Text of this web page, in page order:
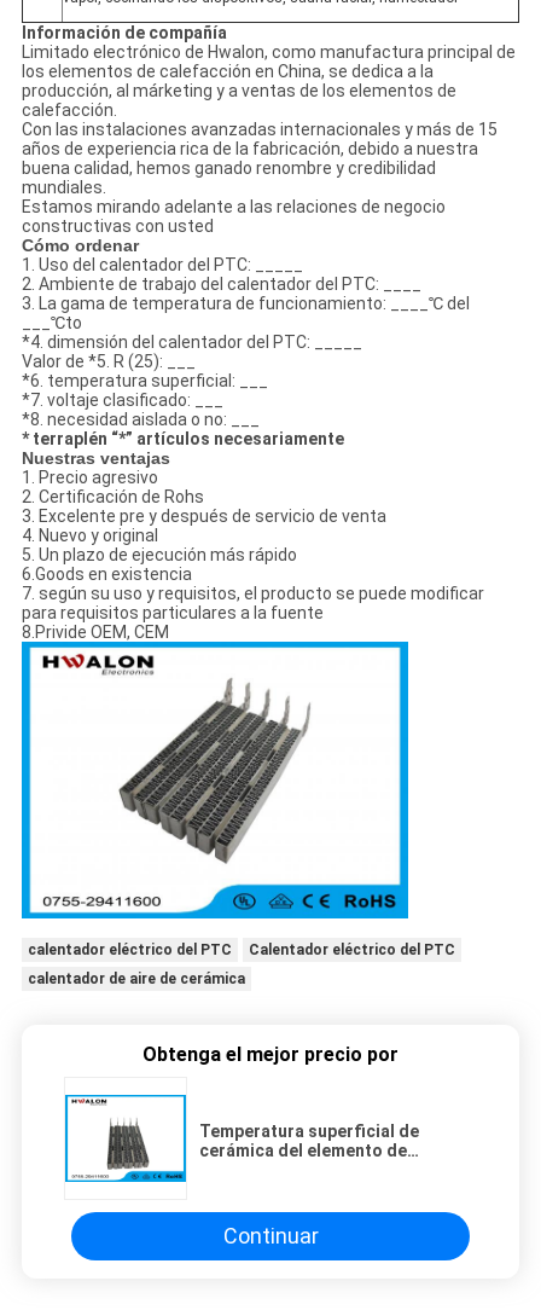
Información de compañía
Limitado electrónico de Hwalon, como manufactura principal de
los elementos de calefacción en China, se dedica a la
producción, al márketing y a ventas de los elementos de
calefacción.
Con las instalaciones avanzadas internacionales y más de 15
años de experiencia rica de la fabricación, debido a nuestra
buena calidad, hemos ganado renombre y credibilidad
mundiales.
Estamos mirando adelante a las relaciones de negocio
constructivas con usted
Cómo ordenar
1. Uso del calentador del PTC: _____
2. Ambiente de trabajo del calentador del PTC: ____
3. La gama de temperatura de funcionamiento: ____℃ del
___℃to
*4. dimensión del calentador del PTC: _____
Valor de *5. R (25): ___
*6. temperatura superficial: ___
*7. voltaje clasificado: ___
*8. necesidad aislada o no: ___
* terraplén “*” artículos necesariamente
Nuestras ventajas
1. Precio agresivo
2. Certificación de Rohs
3. Excelente pre y después de servicio de venta
4. Nuevo y original
5. Un plazo de ejecución más rápido
6.Goods en existencia
7. según su uso y requisitos, el producto se puede modificar
para requisitos particulares a la fuente
8.Privide OEM, CEM
calentador eléctrico del PTC
Calentador eléctrico del PTC
calentador de aire de cerámica
Obtenga el mejor precio por
Temperatura superficial de
cerámica del elemento de
alta confiabilidad 25 - 255
Continuar